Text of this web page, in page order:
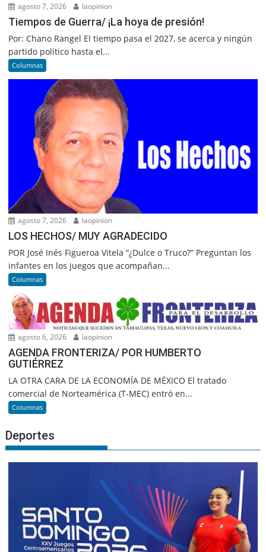
agosto 7, 2026 laopinion
Tiempos de Guerra/ ¡La hoya de presión!
Por: Chano Rangel El tiempo pasa el 2027, se acerca y ningún
partido político hasta el...
Columnas
agosto 7, 2026 laopinion
LOS HECHOS/ MUY AGRADECIDO
POR José Inés Figueroa Vitela “¿Dulce o Truco?” Preguntan los
infantes en los juegos que acompañan...
Columnas
agosto 6, 2026 laopinion
AGENDA FRONTERIZA/ POR HUMBERTO
GUTIÉRREZ
LA OTRA CARA DE LA ECONOMÍA DE MÉXICO El tratado
comercial de Norteamérica (T-MEC) entró en...
Columnas
Deportes